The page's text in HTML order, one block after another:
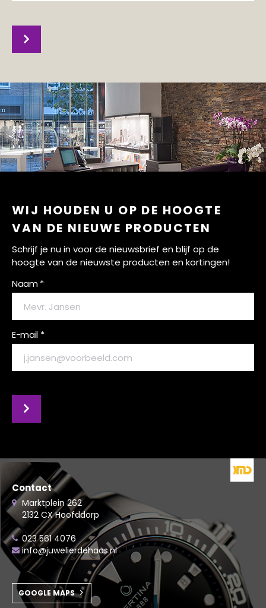
WIJ HOUDEN U OP DE HOOGTE
VAN DE NIEUWE PRODUCTEN
Schrijf je nu in voor de nieuwsbrief en blijf op de
hoogte van de nieuwste producten en kortingen!
Naam *
E-mail *
Contact
Marktplein 262
2132 CX Hoofddorp
023 561 4076
info@juwelierdehaas.nl
GOOGLE MAPS